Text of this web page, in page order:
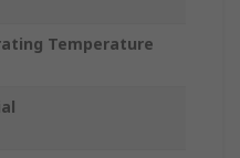
Temperature